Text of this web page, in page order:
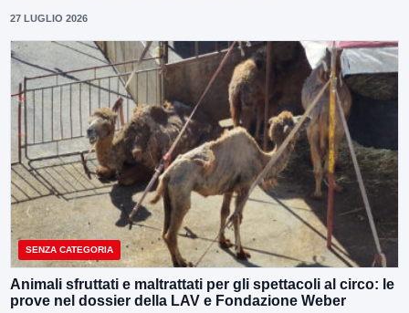
27 LUGLIO 2026
SENZA CATEGORIA
Animali sfruttati e maltrattati per gli spettacoli al circo: le
prove nel dossier della LAV e Fondazione Weber